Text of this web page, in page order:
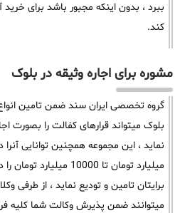
ببرد ، بدون اینکه مجبور باشد برای خرید
کند.
مشوره برای اجاره وثیقه در بلوک
گروه تخصصی ایران سند ضمن تامین
بلوک میتواند قرارهای کفالت را بصورت
میلیارد تومان تا 10000
برایتان تامین و تودیع نماید ، از طرفی
میتوانند ضمن پذیرش وکالت شما کلیه